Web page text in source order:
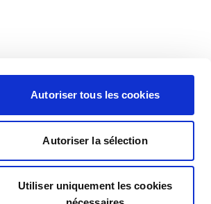
Autoriser tous les cookies
Autoriser la sélection
Utiliser uniquement les cookies